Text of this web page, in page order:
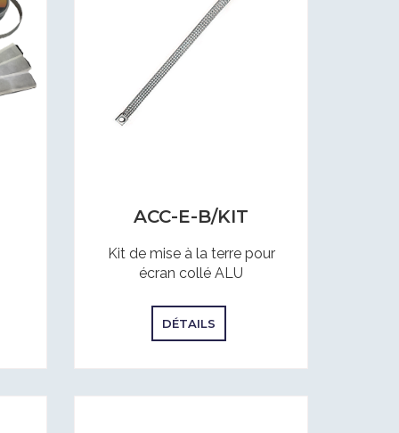
ACC-E-B/KIT
Kit de mise à la terre pour
écran collé ALU
DÉTAILS